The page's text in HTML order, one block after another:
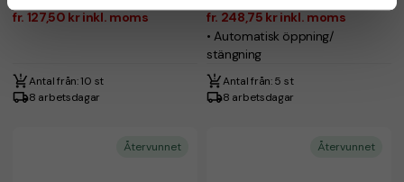
fr. 127,50 kr inkl. moms
Antal från: 10 st
8 arbetsdagar
fr. 248,75 kr inkl. moms
• Automatisk öppning/
stängning
Antal från: 5 st
8 arbetsdagar
Återvunnet Återvunnet